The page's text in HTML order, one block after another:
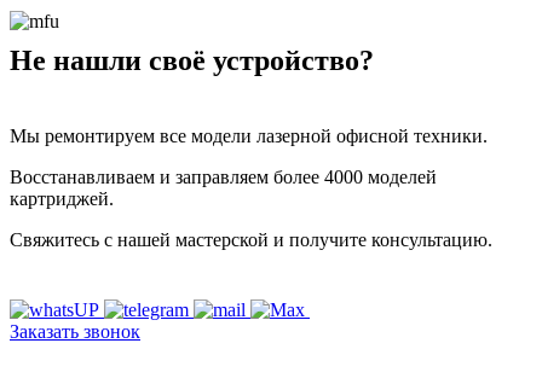
Не нашли своё устройство?
Мы ремонтируем все модели лазерной офисной техники.
Восстанавливаем и заправляем более 4000 моделей
картриджей.
Свяжитесь с нашей мастерской и получите консультацию.
Заказать звонок